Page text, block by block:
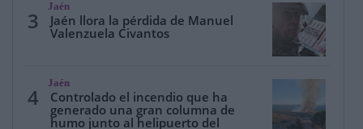
3
Jaén
Jaén llora la pérdida de Manuel
Valenzuela Civantos
4
Jaén
Controlado el incendio que ha
generado una gran columna de
humo junto al helipuerto del